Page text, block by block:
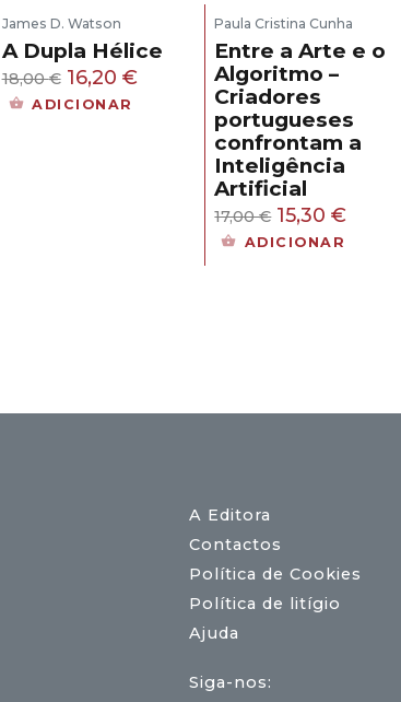
James D. Watson
A Dupla Hélice
18,00€ O
preço
16,20 €O
ADICIONAR
Paula Cristina Cunha
Entre a Arte e o
Algoritmo –
Criadores
portugueses
confrontam a
Inteligência
Artificial
17,00€ O
preço
15,30€
ADICIONAR
A Editora
Contactos
Política de Cookies
Política de litígio
Ajuda
Siga-nos: